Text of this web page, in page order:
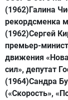
(1962)Галина
рекордсменка
(1962)Сергей
премьер-
движения
сил», депутат
(1964)Сандра
(«Скорость»,